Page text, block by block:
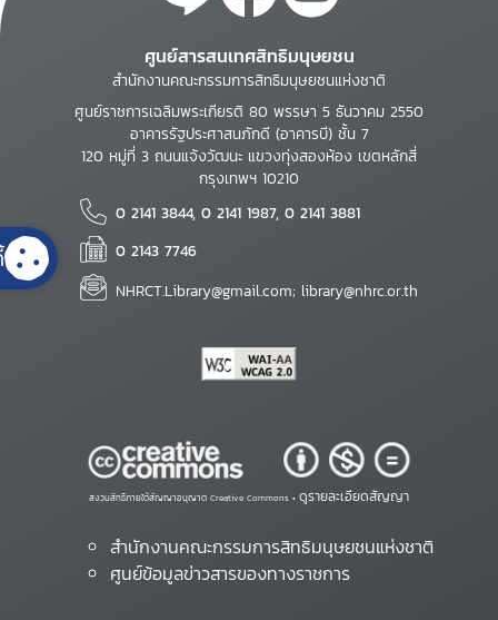
ศูนย์สารสนเทศสิทธิมนุษยชน
สำนักงานคณะกรรมการสิทธิมนุษยชนแห่งชาติ
ศูนย์ราชการเฉลิมพระเกียรติ 80 พรรษา 5 ธันวาคม 2550
อาคารรัฐประศาสนภักดี (อาคารบี) ชั้น 7
120 หมู่ที่ 3 ถนนแจ้งวัฒนะ แขวงทุ่งสองห้อง เขตหลักสี่
กรุงเทพฯ 10210
0 2141 3844, 0 2141 1987, 0 2141 3881
0 2143 7746
NHRCT.Library@gmail.com; library@nhrc.or.th
สงวนสิทธิ์ภายใต้สัญญาอนุญาต Creative Commons • ดูรายละเอียดสัญญา
สำนักงานคณะกรรมการสิทธิมนุษยชนแห่งชาติ
ศูนย์ข้อมูลข่าวสารของทางราชการ